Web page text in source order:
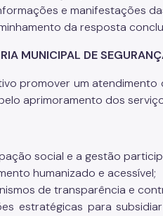
e manifestações
da resposta
MUNICIPAL DE
promover um
aprimoramento dos
social e a gestão
humanizado e acessível;
de transparência e
estratégicas para